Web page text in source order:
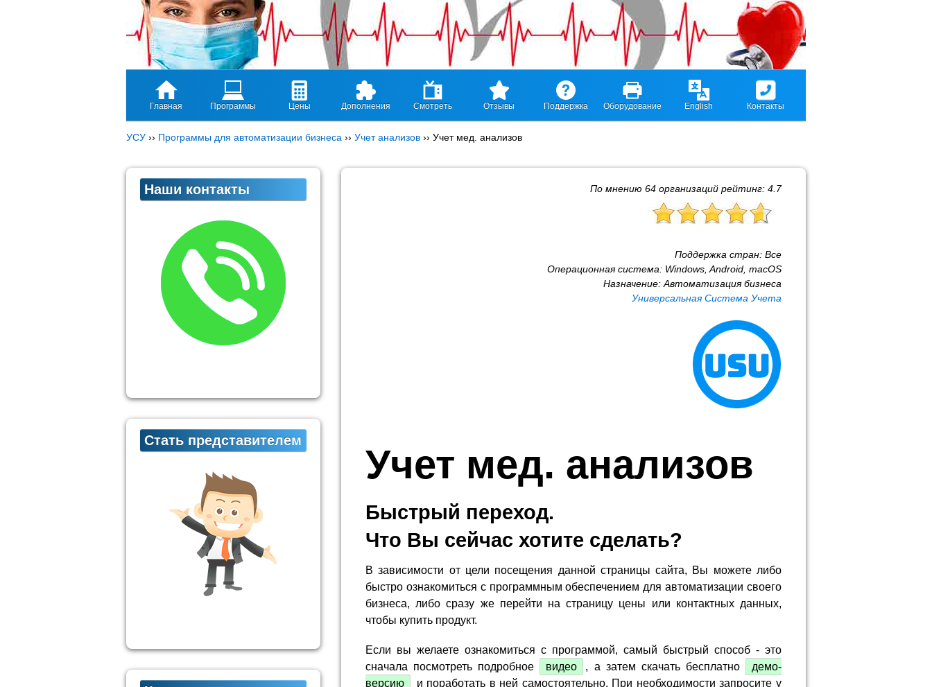
Главная Программы Цены Дополнения Смотреть Отзывы Поддержка Оборудование English Контакты
УСУ ›› Программы для автоматизации бизнеса ›› Учет анализов ›› Учет мед. анализов
По мнению 64 организаций рейтинг: 4.7
Поддержка стран: Все
Операционная система: Windows, Android, macOS
Назначение: Автоматизация бизнеса
Универсальная Система Учета
Учет мед. анализов
Быстрый переход.
Что Вы сейчас хотите сделать?
В зависимости от цели посещения данной страницы сайта, Вы можете либо
быстро ознакомиться с программным обеспечением для автоматизации своего
бизнеса, либо сразу же перейти на страницу цены или контактных данных,
чтобы купить продукт.
Если вы желаете ознакомиться с программой, самый быстрый способ - это
сначала посмотреть подробное
видео , а затем скачать бесплатно
демо-
версию
и поработать в ней самостоятельно. При необходимости запросите у
Наши контакты
Стать представителем